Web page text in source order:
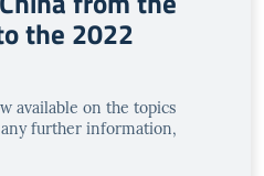
the 2022
available on the topics
further information,